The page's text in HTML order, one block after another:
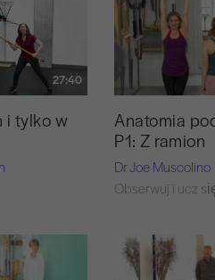
27:40
i tylko w
Anatomia
P1: Z ramion
Dr Joe Muscolino
Obserwuj i ucz